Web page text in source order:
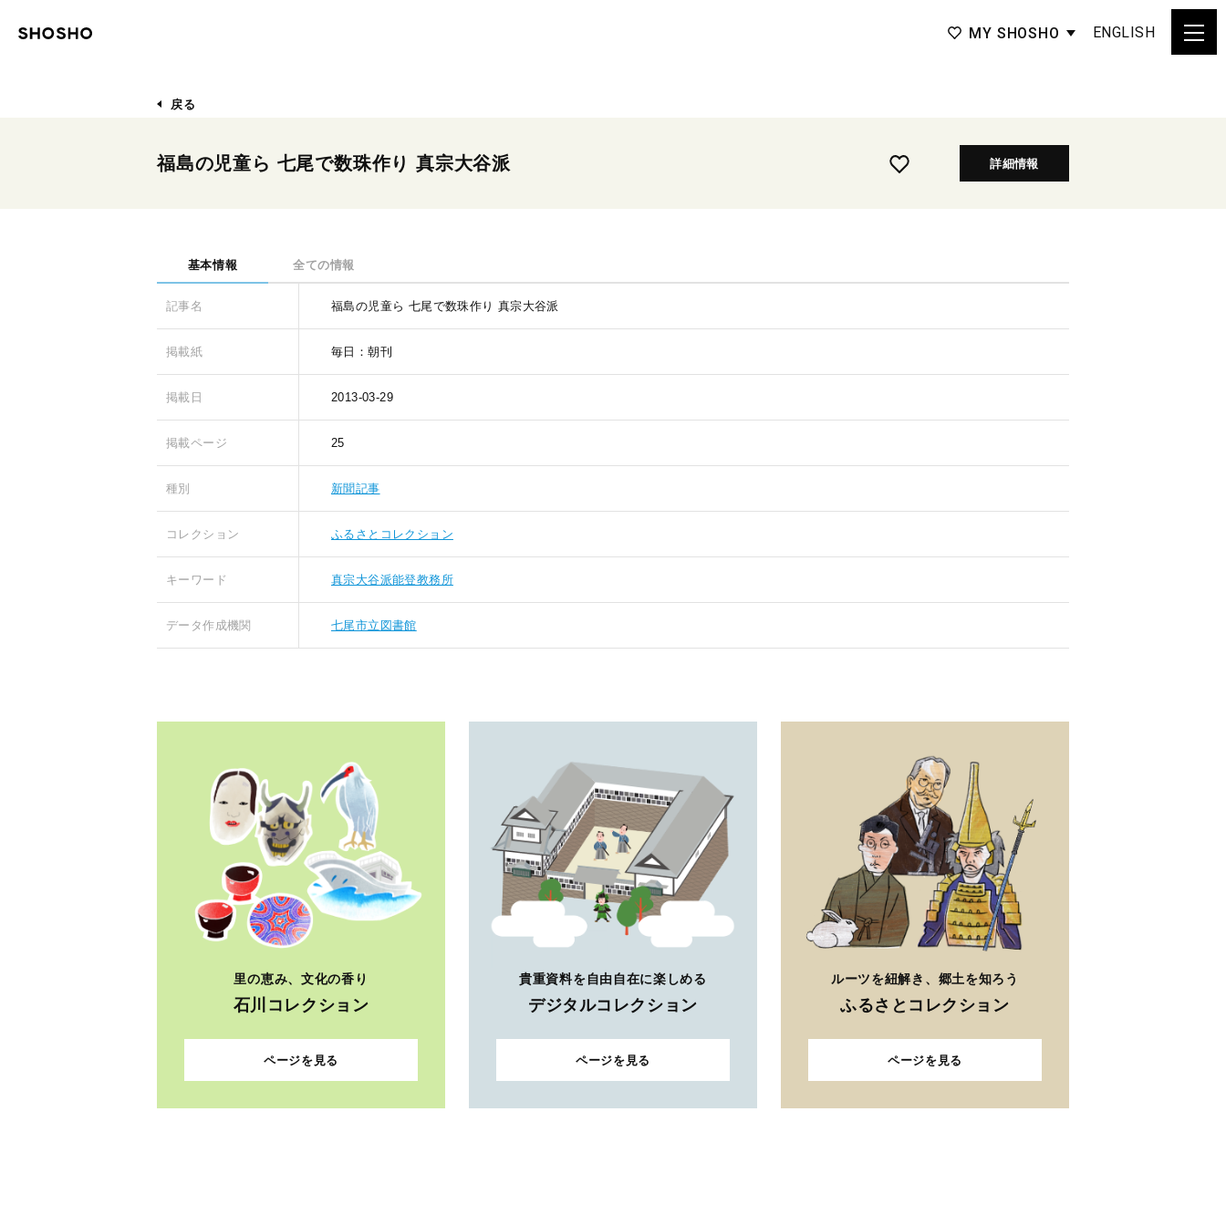
MY SHOSHO ENGLISH
戻る
福島の児童ら 七尾で数珠作り 真宗大谷派 詳細情報
基本情報 全ての情報
記事名 福島の児童ら 七尾で数珠作り 真宗大谷派
掲載紙 毎日：朝刊
掲載日 2013-03-29
掲載ページ 25
種別 新聞記事
コレクション ふるさとコレクション
キーワード 真宗大谷派能登教務所
データ作成機関 七尾市立図書館
里の恵み、文化の香り
石川コレクション
ページを見る
貴重資料を自由自在に楽しめる
デジタルコレクション
ページを見る
ルーツを紐解き、郷土を知ろう
ふるさとコレクション
ページを見る